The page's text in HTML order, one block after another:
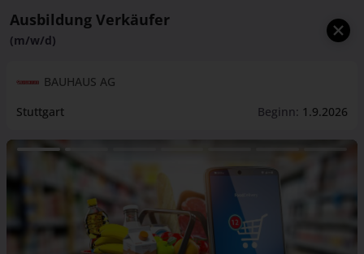
Ausbildung Verkäufer
(m/w/d)
BAUHAUS AG
Stuttgart
Beginn: 1.9.2026